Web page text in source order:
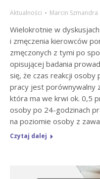
Aktualności Marcin Szmandra
Wielokrotnie w
i zmęczenia kierowców
zmęczonych z tymi po
opisującej badania
się, że czas reakcji osoby
pracy jest porównywalny
która ma we krwi ok. 0,5
osoby po 24-godzinach
na poziomie osoby z
Czytaj dalej